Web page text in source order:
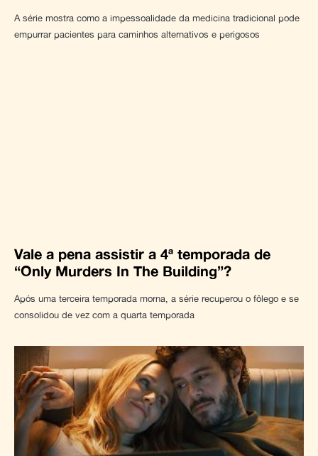
A série mostra como a impessoalidade da medicina tradicional pode
empurrar pacientes para caminhos alternativos e perigosos
Vale a pena assistir a 4ª temporada de
“Only Murders In The Building”?
Após uma terceira temporada morna, a série recuperou o fôlego e se
consolidou de vez com a quarta temporada